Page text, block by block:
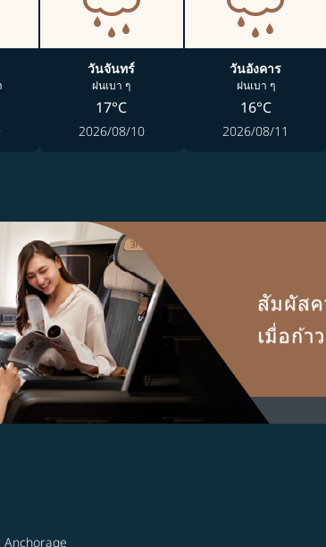
วันจันทร์
ฝนเบา ๆ
17°C
2026/08/10
วันอังคาร
ฝนเบา ๆ
16°C
2026/08/11
Anchorage